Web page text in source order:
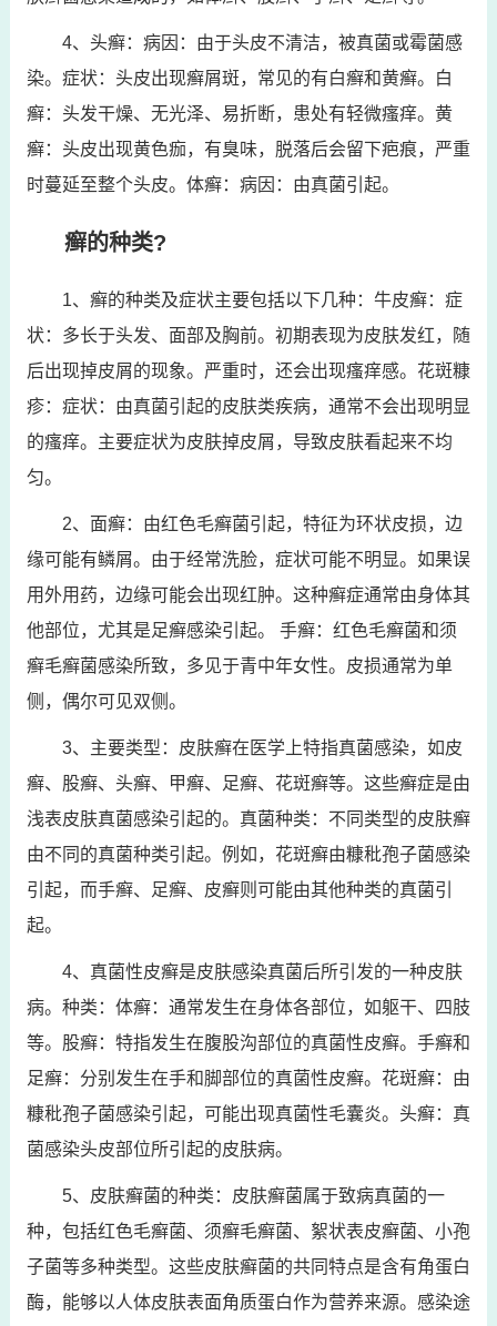
4、头癣：病因：由于头皮不清洁，被真菌或霉菌感
染。症状：头皮出现癣屑斑，常见的有白癣和黄癣。白
癣：头发干燥、无光泽、易折断，患处有轻微瘙痒。黄
癣：头皮出现黄色痂，有臭味，脱落后会留下疤痕，严重
时蔓延至整个头皮。体癣：病因：由真菌引起。
癣的种类?
1、癣的种类及症状主要包括以下几种：牛皮癣：症
状：多长于头发、面部及胸前。初期表现为皮肤发红，随
后出现掉皮屑的现象。严重时，还会出现瘙痒感。花斑糠
疹：症状：由真菌引起的皮肤类疾病，通常不会出现明显
的瘙痒。主要症状为皮肤掉皮屑，导致皮肤看起来不均
匀。
2、面癣：由红色毛癣菌引起，特征为环状皮损，边
缘可能有鳞屑。由于经常洗脸，症状可能不明显。如果误
用外用药，边缘可能会出现红肿。这种癣症通常由身体其
他部位，尤其是足癣感染引起。 手癣：红色毛癣菌和须
癣毛癣菌感染所致，多见于青中年女性。皮损通常为单
侧，偶尔可见双侧。
3、主要类型：皮肤癣在医学上特指真菌感染，如皮
癣、股癣、头癣、甲癣、足癣、花斑癣等。这些癣症是由
浅表皮肤真菌感染引起的。真菌种类：不同类型的皮肤癣
由不同的真菌种类引起。例如，花斑癣由糠秕孢子菌感染
引起，而手癣、足癣、皮癣则可能由其他种类的真菌引
起。
4、真菌性皮癣是皮肤感染真菌后所引发的一种皮肤
病。种类：体癣：通常发生在身体各部位，如躯干、四肢
等。股癣：特指发生在腹股沟部位的真菌性皮癣。手癣和
足癣：分别发生在手和脚部位的真菌性皮癣。花斑癣：由
糠秕孢子菌感染引起，可能出现真菌性毛囊炎。头癣：真
菌感染头皮部位所引起的皮肤病。
5、皮肤癣菌的种类：皮肤癣菌属于致病真菌的一
种，包括红色毛癣菌、须癣毛癣菌、絮状表皮癣菌、小孢
子菌等多种类型。这些皮肤癣菌的共同特点是含有角蛋白
酶，能够以人体皮肤表面角质蛋白作为营养来源。感染途